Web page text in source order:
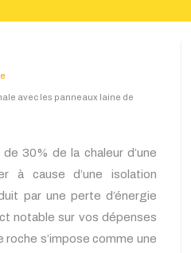
avec les panneaux laine de
30% de la chaleur d’une
à cause d’une isolation
par une perte d’énergie
notable sur vos dépenses
roche s’impose comme une